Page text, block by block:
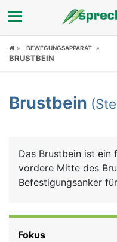
Fokus
Symptome
News
Rubriken
BEWEGUNGSAPPARAT
BRUSTBEIN
Brustbein
Das Brustbein ist ein
vordere Mitte des
Befestigungsanker
Fokus